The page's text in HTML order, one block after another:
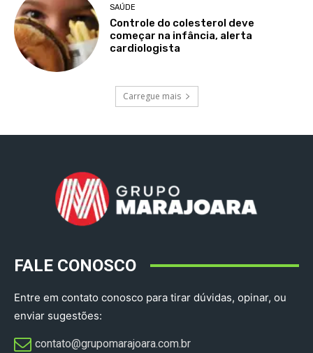
SAÚDE
Controle do colesterol deve
começar na infância, alerta
cardiologista
Carregue mais
FALE CONOSCO
Entre em contato conosco para tirar dúvidas, opinar, ou
enviar sugestões:
contato@grupomarajoara.com.br